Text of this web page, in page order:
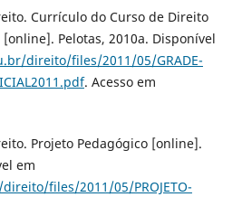
Currículo do Curso de Direito
Pelotas, 2010a. Disponível
direito/files/2011/05/GRADE-
. Acesso em
Projeto Pedagógico [online].
em
files/2011/05/PROJETO-